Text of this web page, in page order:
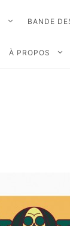
BANDE
À PROPOS